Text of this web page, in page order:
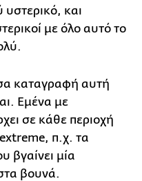
υστερικό, και
με όλο αυτό το
καταγραφή αυτή
Εμένα με
σε κάθε περιοχή
π.χ. τα
βγαίνει μία
βουνά.